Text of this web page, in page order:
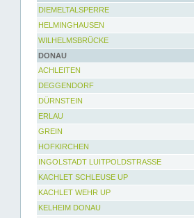
DIEMELTALSPERRE
HELMINGHAUSEN
WILHELMSBRÜCKE
DONAU
ACHLEITEN
DEGGENDORF
DÜRNSTEIN
ERLAU
GREIN
HOFKIRCHEN
INGOLSTADT LUITPOLDSTRASSE
KACHLET SCHLEUSE UP
KACHLET WEHR UP
KELHEIM DONAU